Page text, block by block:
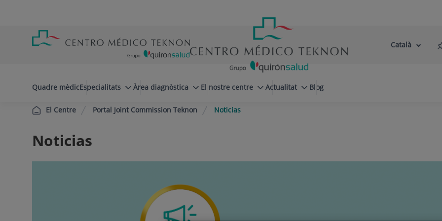
cabecera
Selector
Llenguatge
Català
Quadre mèdicEspecialitats Àrea diagnòstica El nostre centre Actualitat Blog
El Centre Portal Joint Commission Teknon Noticias
Noticias